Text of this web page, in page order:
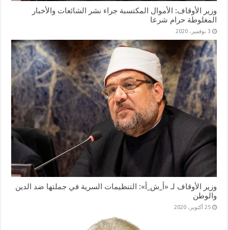
وزير الأوقاف: الأموال المكتسبة جراء نشر الشائعات والأخبار
المغلوطة حرام شرعا
3 نوفمبر، 2020
وزير الأوقاف لـ «أ_ش_أ»: التنظيمات السرية في جملتها ضد الدين
والوطن
25 أكتوبر، 2020